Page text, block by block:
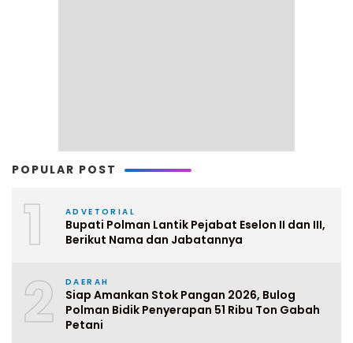
POPULAR POST
1 ADVETORIAL
Bupati Polman Lantik Pejabat Eselon II dan III,
Berikut Nama dan Jabatannya
2 DAERAH
Siap Amankan Stok Pangan 2026, Bulog
Polman Bidik Penyerapan 51 Ribu Ton Gabah
Petani